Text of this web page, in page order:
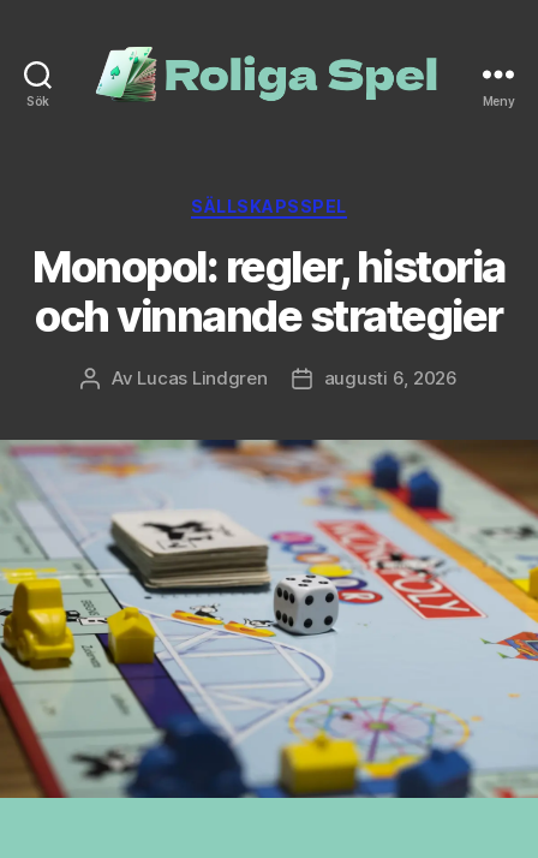
Sök Meny
Kategorier
SÄLLSKAPSSPEL
Monopol: regler, historia
och vinnande strategier
Inläggsförfattare
Av Lucas Lindgren Inläggsdatum
augusti 6, 2026